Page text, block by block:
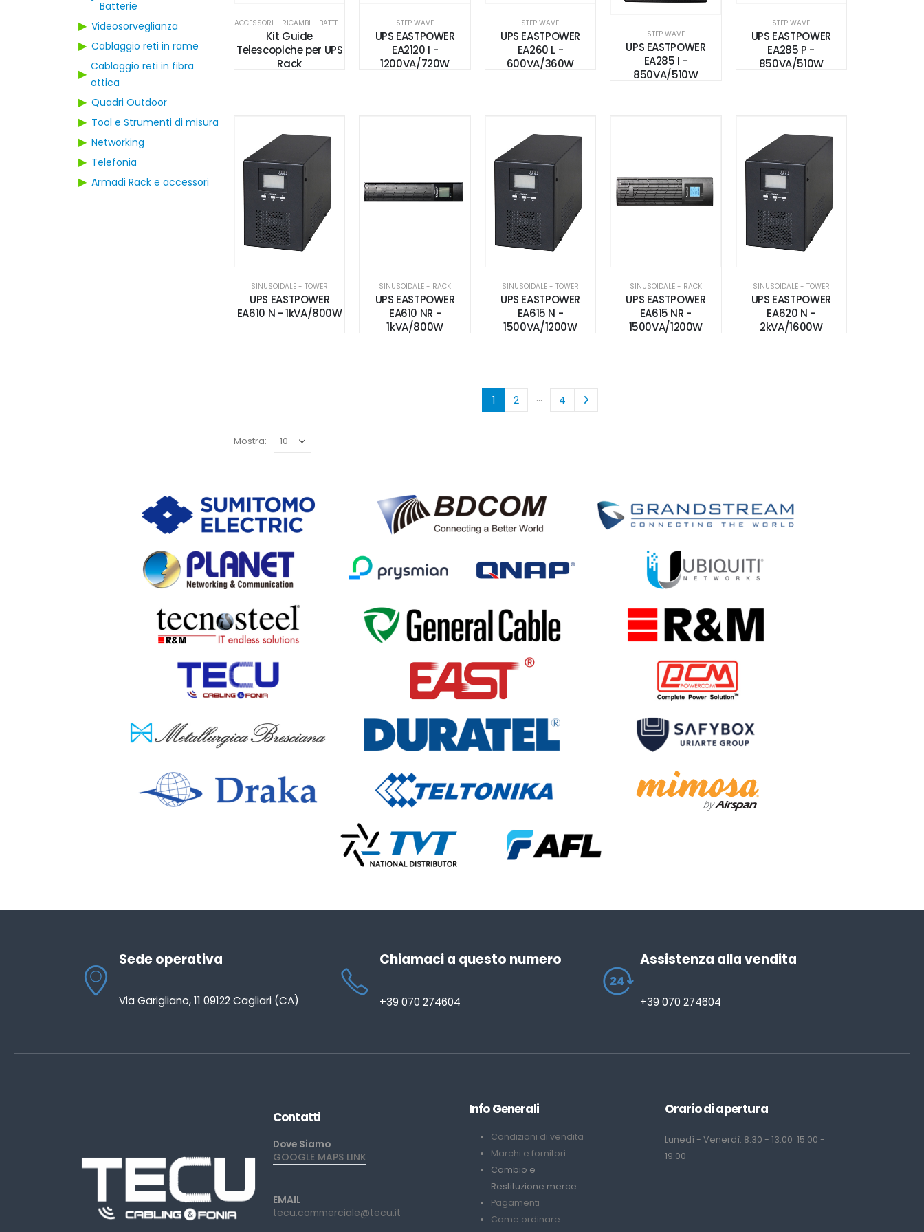
Batterie
▶ Videosorveglianza
▶ Cablaggio reti in rame
▶ Cablaggio reti in fibra
ottica
▶ Quadri Outdoor
▶ Tool e Strumenti di misura
▶ Networking
▶ Telefonia
▶ Armadi Rack e accessori
ACCESSORI - RICAMBI - BATTERIE
Kit Guide
Telescopiche per UPS
Rack
STEP WAVE
UPS EASTPOWER
EA2120 I -
1200VA/720W
STEP WAVE
UPS EASTPOWER
EA260 L -
600VA/360W
STEP WAVE
UPS EASTPOWER
EA285 I -
850VA/510W
STEP WAVE
UPS EASTPOWER
EA285 P -
850VA/510W
SINUSOIDALE - TOWER
UPS EASTPOWER
EA610 N - 1kVA/800W
SINUSOIDALE - RACK
UPS EASTPOWER
EA610 NR -
1kVA/800W
SINUSOIDALE - TOWER
UPS EASTPOWER
EA615 N -
1500VA/1200W
SINUSOIDALE - RACK
UPS EASTPOWER
EA615 NR -
1500VA/1200W
SINUSOIDALE - TOWER
UPS EASTPOWER
EA620 N -
2kVA/1600W
1 2 … 4
Mostra:
Sede operativa
Via Garigliano, 11 09122 Cagliari (CA)
Chiamaci a questo numero
+39 070 274604
Assistenza alla vendita
+39 070 274604
Contatti
Dove Siamo
GOOGLE MAPS LINK
EMAIL
tecu.commerciale@tecu.it
Info Generali
Condizioni di vendita
Marchi e fornitori
Cambio e
Restituzione merce
Pagamenti
Come ordinare
Orario di apertura
Lunedì - Venerdì: 8:30 - 13:00 15:00 -
19:00